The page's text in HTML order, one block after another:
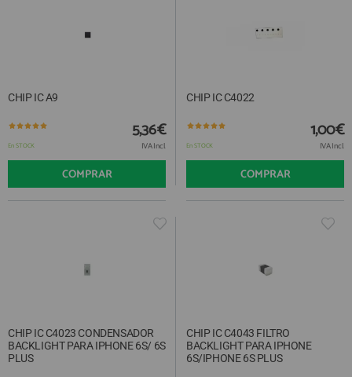
CHIP IC A9
En STOCK
5,36€
IVA Incl.
COMPRAR
CHIP IC C4022
En STOCK
1,00€
IVA Incl.
COMPRAR
CHIP IC C4023 CONDENSADOR
BACKLIGHT PARA IPHONE 6S/ 6S
PLUS
CHIP IC C4043 FILTRO
BACKLIGHT PARA IPHONE
6S/IPHONE 6S PLUS